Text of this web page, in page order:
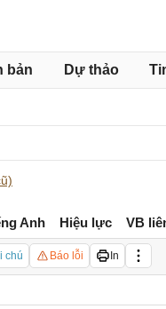
bản Dự thảo
Anh Hiệu lực VB
chú Báo lỗi In